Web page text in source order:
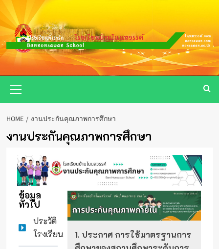
Skip
content
Menu
HOME งานประกันคุณภาพการศึกษา
งานประกันคุณภาพการศึกษา
ข้อมูล
ทั่วไป
ประวัติ
โรงเรียน
1. ประกาศ การใช้มาตรฐานการ